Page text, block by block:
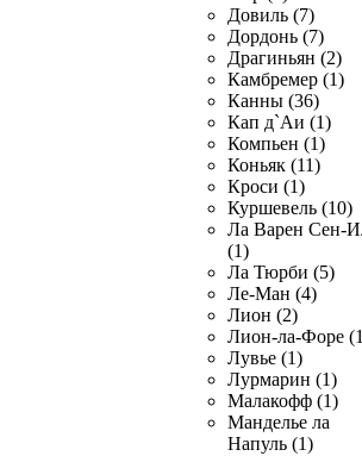
Довиль (7)
Дордонь (7)
Драгиньян (2)
Камбремер (1)
Канны (36)
Кап д`Аи (1)
Компьен (1)
Коньяк (11)
Кроси (1)
Куршевель (10)
Ла Варен Сен-
(1)
Ла Тюрби (5)
Ле-Ман (4)
Лион (2)
Лион-ла-Форе
Лувье (1)
Лурмарин (1)
Малакофф (1)
Манделье ла
Напуль (1)